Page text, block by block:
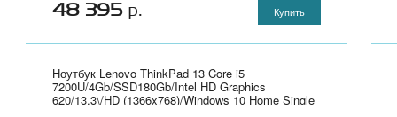
48 395р. Купить
Ноутбук Lenovo ThinkPad 13 Core i5
7200U/4Gb/SSD180Gb/Intel HD Graphics
620/13.3\/HD (1366x768)/Windows 10 Home Single